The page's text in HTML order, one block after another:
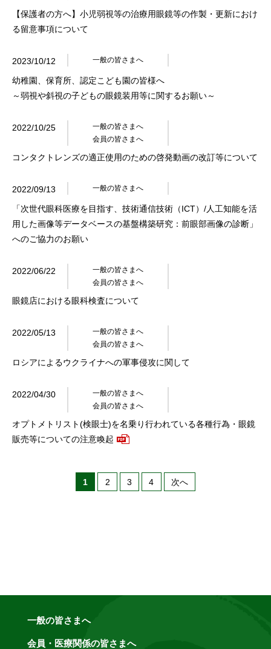
【保護者の方へ】小児弱視等の治療用眼鏡等の作製・更新におけ
る留意事項について
2023/10/12 一般の皆さまへ
幼稚園、保育所、認定こども園の皆様へ
～弱視や斜視の子どもの眼鏡装用等に関するお願い～
2022/10/25
一般の皆さまへ
会員の皆さまへ
コンタクトレンズの適正使用のための啓発動画の改訂等について
2022/09/13 一般の皆さまへ
「次世代眼科医療を目指す、技術通信技術（ICT）/人工知能を活
用した画像等データベースの基盤構築研究：前眼部画像の診断」
へのご協力のお願い
2022/06/22
一般の皆さまへ
会員の皆さまへ
眼鏡店における眼科検査について
2022/05/13
一般の皆さまへ
会員の皆さまへ
ロシアによるウクライナへの軍事侵攻に関して
2022/04/30
一般の皆さまへ
会員の皆さまへ
オプトメトリスト(検眼士)を名乗り行われている各種行為・眼鏡
販売等についての注意喚起
1 2 3 4 次へ
一般の皆さまへ
会員・医療関係の皆さまへ